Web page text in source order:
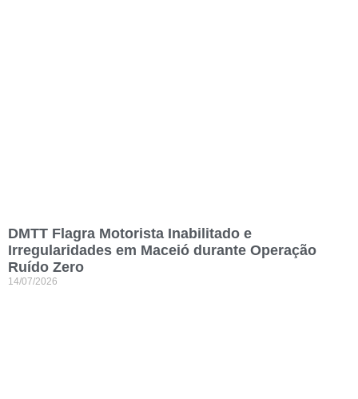
DMTT Flagra Motorista Inabilitado e
Irregularidades em Maceió durante Operação
Ruído Zero
14/07/2026